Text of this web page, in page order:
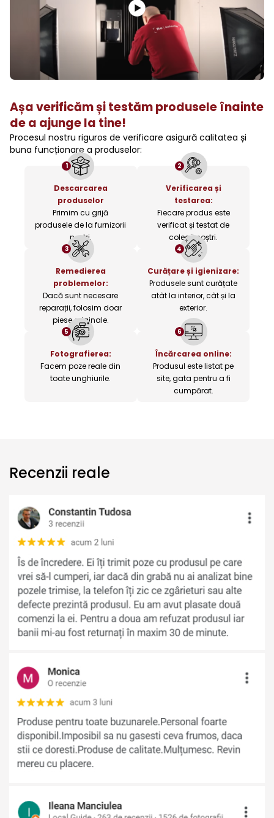
Așa verificăm și testăm produsele înainte
de a ajunge la tine!
Procesul nostru riguros de verificare asigură calitatea și
buna funcționare a produselor:
1
Descarcarea
produselor
Primim cu grijă
produsele de la furnizorii
noștri.
2
Verificarea și
testarea:
Fiecare produs este
verificat și testat de
colegii noștri.
3
Remedierea
problemelor:
Dacă sunt necesare
reparații, folosim doar
piese originale.
4
Curățare și igienizare:
Produsele sunt curățate
atât la interior, cât și la
exterior.
5
Fotografierea:
Facem poze reale din
toate unghiurile.
6
Încărcarea online:
Produsul este listat pe
site, gata pentru a fi
cumpărat.
Recenzii reale